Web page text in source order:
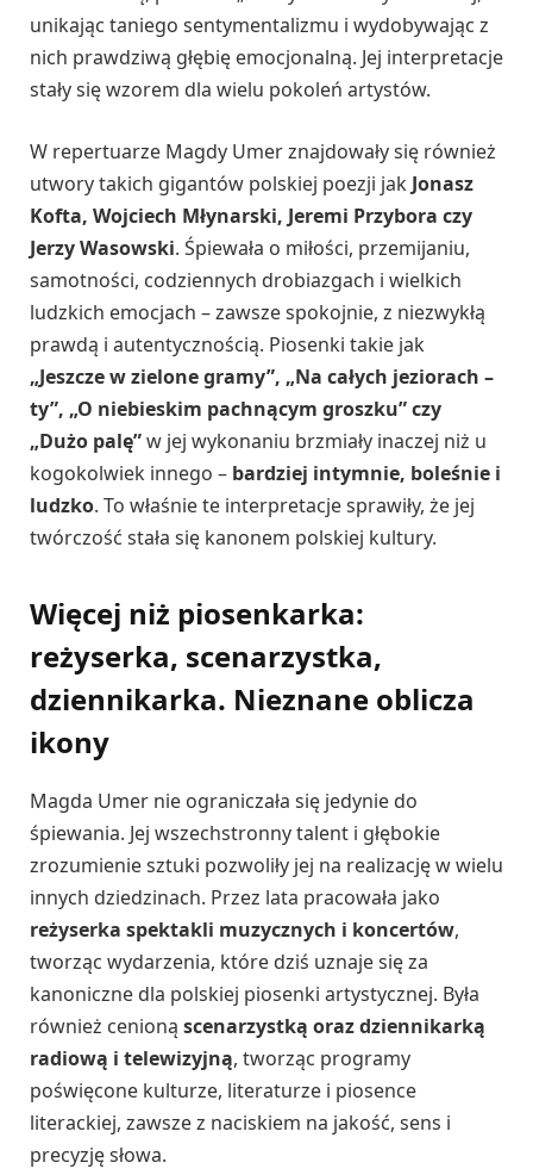
unikając taniego sentymentalizmu i wydobywając z
nich prawdziwą głębię emocjonalną. Jej interpretacje
stały się wzorem dla wielu pokoleń artystów.
W repertuarze Magdy Umer znajdowały się również
utwory takich gigantów polskiej poezji jak Jonasz
Kofta, Wojciech Młynarski, Jeremi Przybora czy
Jerzy Wasowski. Śpiewała o miłości, przemijaniu,
samotności, codziennych drobiazgach i wielkich
ludzkich emocjach – zawsze spokojnie, z niezwykłą
prawdą i autentycznością. Piosenki takie jak
„Jeszcze w zielone gramy”, „Na całych jeziorach –
ty”, „O niebieskim pachnącym groszku” czy
„Dużo palę”w jej wykonaniu brzmiały inaczej niż u
kogokolwiek innego – bardziej intymnie, boleśnie i
ludzko. To właśnie te interpretacje sprawiły, że jej
twórczość stała się kanonem polskiej kultury.
Więcej niż piosenkarka:
reżyserka, scenarzystka,
dziennikarka. Nieznane oblicza
ikony
Magda Umer nie ograniczała się jedynie do
śpiewania. Jej wszechstronny talent i głębokie
zrozumienie sztuki pozwoliły jej na realizację w wielu
innych dziedzinach. Przez lata pracowała jako
reżyserka spektakli muzycznych i koncertów,
tworząc wydarzenia, które dziś uznaje się za
kanoniczne dla polskiej piosenki artystycznej. Była
również cenioną scenarzystką oraz dziennikarką
radiową i telewizyjną, tworząc programy
poświęcone kulturze, literaturze i piosence
literackiej, zawsze z naciskiem na jakość, sens i
precyzję słowa.